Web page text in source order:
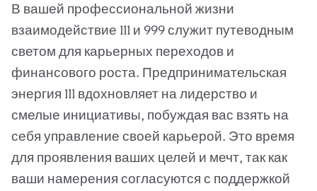
В вашей профессиональной жизни
взаимодействие 111 и 999 служит путеводным
светом для карьерных переходов и
финансового роста. Предпринимательская
энергия 111 вдохновляет на лидерство и
смелые инициативы, побуждая вас взять на
себя управление своей карьерой. Это время
для проявления ваших целей и мечт, так как
ваши намерения согласуются с поддержкой